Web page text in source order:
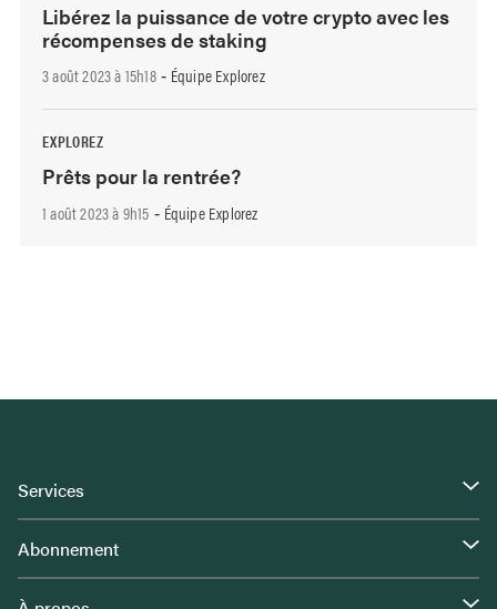
Libérez la puissance de votre crypto avec les
récompenses de staking
3 août 2023 à 15h18- Équipe Explorez
EXPLOREZ
Prêts pour la rentrée?
1 août 2023 à 9h15 - Équipe Explorez
Services
Abonnement